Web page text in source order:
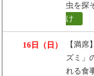
虫を探
け
16日（日）
【満
ズミ」
れる食